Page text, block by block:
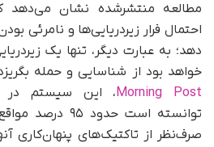
مطالعه منتشرشده نشان می‌دهد
خواهد بود از شناسایی و حمله
Morning Post، این سیستم در
توانسته است
صرف‌نظر از تاکتیک‌های پنهان‌کاری